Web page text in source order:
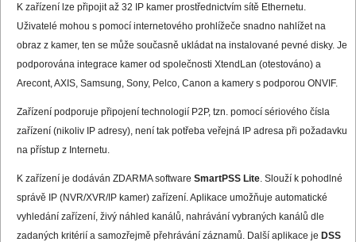
K zařízení lze připojit až 32 IP kamer prostřednictvím sítě Ethernetu.
Uživatelé mohou s pomocí internetového prohlížeče snadno nahlížet na
obraz z kamer, ten se může současně ukládat na instalované pevné disky. Je
podporována integrace kamer od společnosti XtendLan (otestováno) a
Arecont, AXIS, Samsung, Sony, Pelco, Canon a kamery s podporou ONVIF.
Zařízení podporuje připojení technologií P2P, tzn. pomocí sériového čísla
zařízení (nikoliv IP adresy), není tak potřeba veřejná IP adresa při požadavku
na přístup z Internetu.
K zařízení je dodáván ZDARMA software SmartPSS Lite . Slouží k pohodlné
správě IP (NVR/XVR/IP kamer) zařízení. Aplikace umožňuje automatické
vyhledání zařízení, živý náhled kanálů, nahrávání vybraných kanálů dle
zadaných kritérií a samozřejmě přehrávání záznamů. Další aplikace je DSS